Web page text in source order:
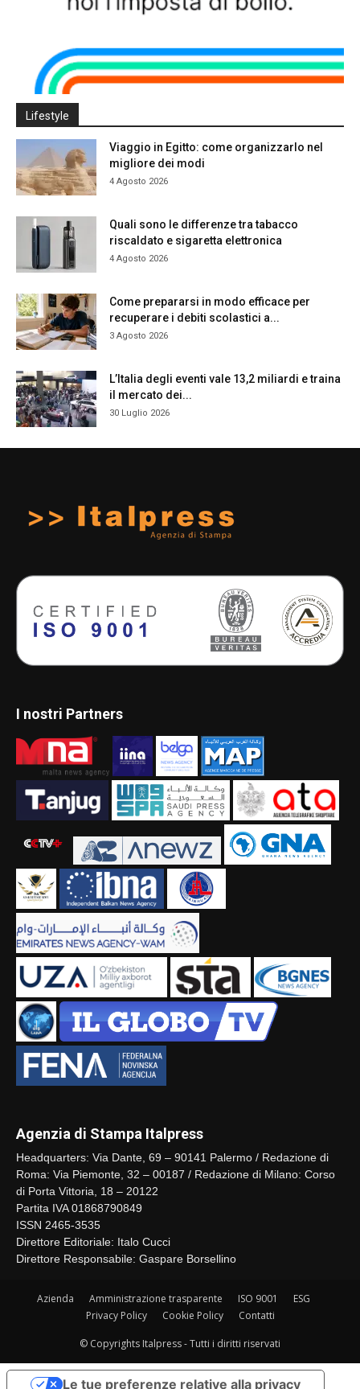
Lifestyle
Viaggio in Egitto: come organizzarlo nel
migliore dei modi
4 Agosto 2026
Quali sono le differenze tra tabacco
riscaldato e sigaretta elettronica
4 Agosto 2026
Come prepararsi in modo efficace per
recuperare i debiti scolastici a...
3 Agosto 2026
L’Italia degli eventi vale 13,2 miliardi e traina
il mercato dei...
30 Luglio 2026
I nostri Partners
Agenzia di Stampa Italpress
Headquarters: Via Dante, 69 – 90141 Palermo / Redazione di
Roma: Via Piemonte, 32 – 00187 / Redazione di Milano: Corso
di Porta Vittoria, 18 – 20122
Partita IVA 01868790849
ISSN 2465-3535
Direttore Editoriale: Italo Cucci
Direttore Responsabile: Gaspare Borsellino
Azienda Amministrazione trasparente ISO 9001
ESG
Privacy Policy
Cookie Policy Contatti
© Copyrights Italpress - Tutti i diritti riservati
Le tue preferenze relative alla privacy